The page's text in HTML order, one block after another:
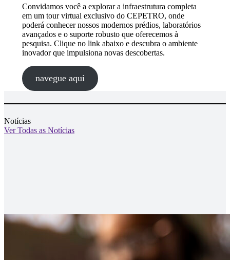
Convidamos você a explorar a infraestrutura completa
em um tour virtual exclusivo do CEPETRO, onde
poderá conhecer nossos modernos prédios, laboratórios
avançados e o suporte robusto que oferecemos à
pesquisa. Clique no link abaixo e descubra o ambiente
inovador que impulsiona novas descobertas.
navegue aqui
Notícias
Ver Todas as Notícias